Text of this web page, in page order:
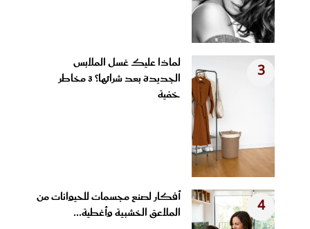
3
لماذا عليك غسل الملابس
الجديدة بعد شرائها؟ 3 مخاطر
خفية
4
أفكار لصنع مجسمات للحيوانات من
الملاعق الخشبية وأغطية...